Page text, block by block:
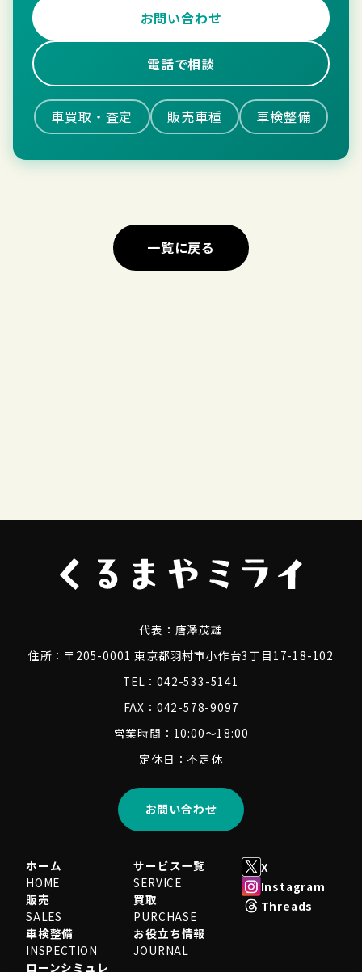
お問い合わせ
電話で相談
車買取・査定 販売車種 車検整備
一覧に戻る
代表： 唐澤茂雄
住所：〒205-0001 東京都羽村市小作台3丁目17-18-102
TEL：042-533-5141
FAX：042-578-9097
営業時間：10:00～18:00
定休日：不定休
お問い合わせ
ホーム
HOME
販売
SALES
車検整備
INSPECTION
ローンシミュレ
サービス一覧
SERVICE
買取
PURCHASE
お役立ち情報
JOURNAL
X
Instagram
Threads